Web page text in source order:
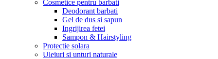
Cosmetice pentru barbati
Deodorant barbati
Gel de dus si sapun
Ingrijirea fetei
Sampon & Hairstyling
Protectie solara
Uleiuri si unturi naturale